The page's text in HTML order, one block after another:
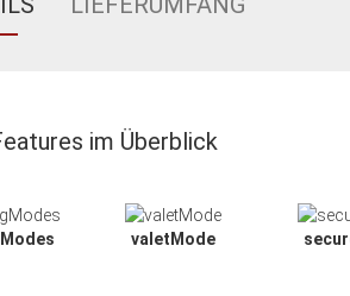
im Überblick
valetMode